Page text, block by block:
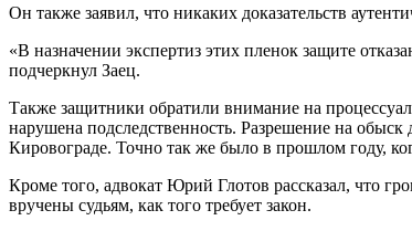
Он также заявил, что никаких доказательств
«В назначении экспертиз этих пленок защите
подчеркнул Заец.
Также защитники обратили внимание на
нарушена подследственность. Разрешение на
Кировограде. Точно так же было в прошлом году,
Кроме того, адвокат Юрий Глотов рассказал, что
вручены судьям, как того требует закон.